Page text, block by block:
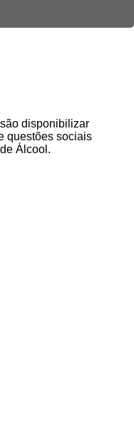
disponibilizar
questões sociais
Álcool.